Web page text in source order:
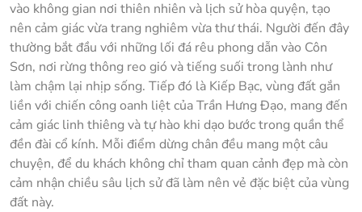
vào không gian nơi thiên nhiên và lịch sử hòa quyện, tạo
nên cảm giác vừa trang nghiêm vừa thư thái. Người đến đây
thường bắt đầu với những lối đá rêu phong dẫn vào Côn
Sơn, nơi rừng thông reo gió và tiếng suối trong lành như
làm chậm lại nhịp sống. Tiếp đó là Kiếp Bạc, vùng đất gắn
liền với chiến công oanh liệt của Trần Hưng Đạo, mang đến
cảm giác linh thiêng và tự hào khi dạo bước trong quần thể
đền đài cổ kính. Mỗi điểm dừng chân đều mang một câu
chuyện, để du khách không chỉ tham quan cảnh đẹp mà còn
cảm nhận chiều sâu lịch sử đã làm nên vẻ đặc biệt của vùng
đất này.